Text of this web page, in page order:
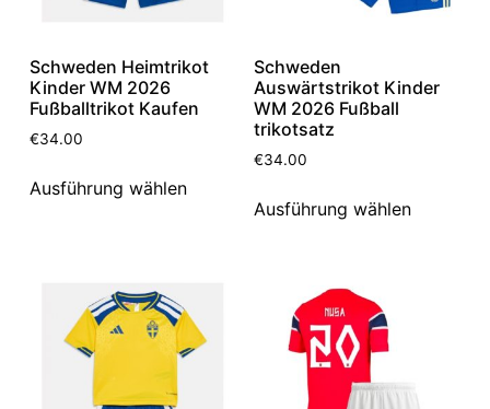
Schweden Heimtrikot
Kinder WM 2026
Fußballtrikot Kaufen
€34.00
Ausführung wählen
Schweden
Auswärtstrikot Kinder
WM 2026 Fußball
trikotsatz
€34.00
Ausführung wählen